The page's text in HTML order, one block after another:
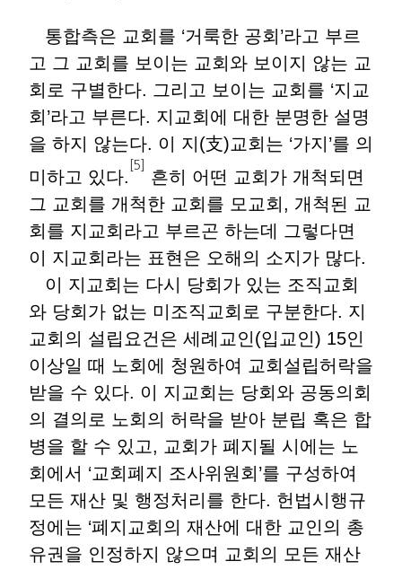
통합측은 교회를 ‘거룩한 공회’라고 부르
고 그 교회를 보이는 교회와 보이지 않는 교
회로 구별한다. 그리고 보이는 교회를 ‘지교
회’라고 부른다. 지교회에 대한 분명한 설명
을 하지 않는다. 이 지(支)교회는 ‘가지’를 의
미하고 있다.
[5]
흔히 어떤 교회가 개척되면
그 교회를 개척한 교회를 모교회, 개척된 교
회를 지교회라고 부르곤 하는데 그렇다면
이 지교회라는 표현은 오해의 소지가 많다.
이 지교회는 다시 당회가 있는 조직교회
와 당회가 없는 미조직교회로 구분한다. 지
교회의 설립요건은 세례교인(입교인) 15인
이상일 때 노회에 청원하여 교회설립허락을
받을 수 있다. 이 지교회는 당회와 공동의회
의 결의로 노회의 허락을 받아 분립 혹은 합
병을 할 수 있고, 교회가 폐지될 시에는 노
회에서 ‘교회폐지 조사위원회’를 구성하여
모든 재산 및 행정처리를 한다. 헌법시행규
정에는 ‘폐지교회의 재산에 대한 교인의 총
유권을 인정하지 않으며 교회의 모든 재산